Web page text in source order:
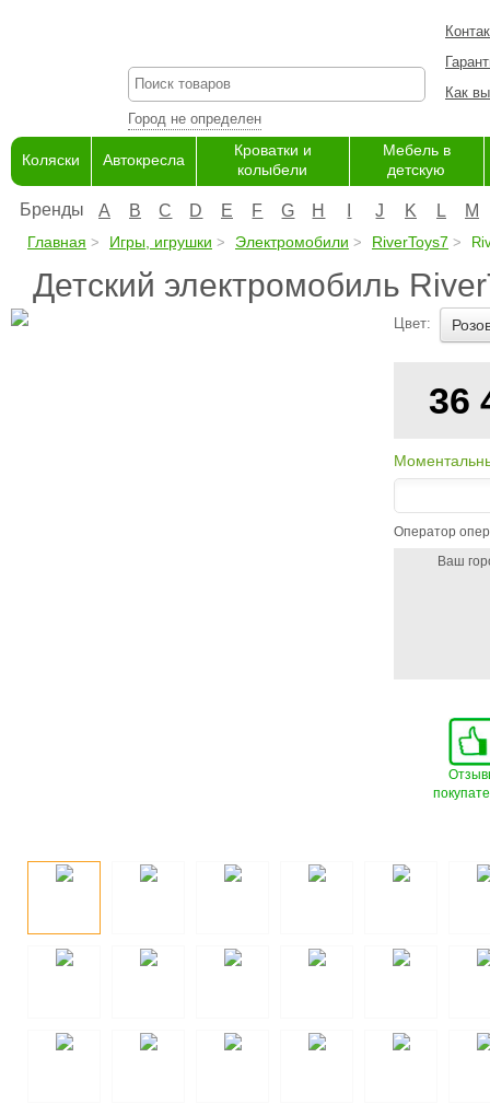
Город не определен
Как
Коляски Автокресла
Кроватки и
колыбели
Мебель в
детскую
Бренды A B C D E F G H J K L M
Главная Игры, игрушки Электромобили RiverToys7
Детский электромобиль
Цвет:
36
Оператор
Ваш